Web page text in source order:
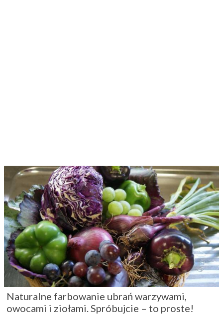
Naturalne farbowanie ubrań warzywami,
owocami i ziołami. Spróbujcie – to proste!